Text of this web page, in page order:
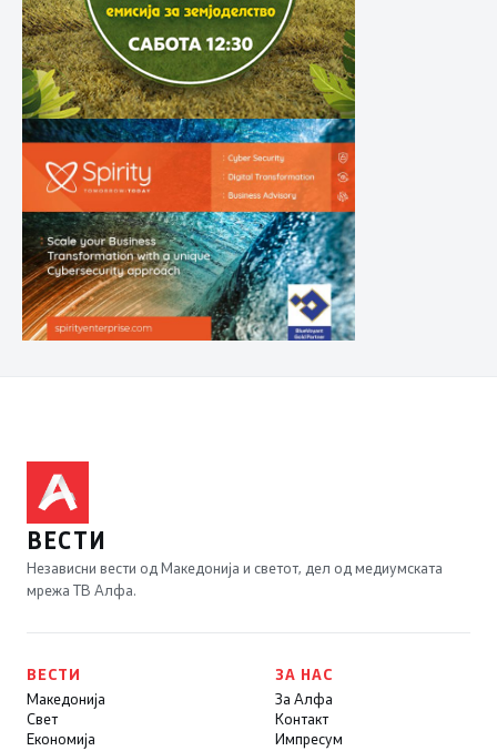
ВЕСТИ
Независни вести од Македонија и светот, дел од медиумската
мрежа ТВ Алфа.
ВЕСТИ
Македонија
Свет
Економија
ЗА НАС
За Алфа
Контакт
Импресум